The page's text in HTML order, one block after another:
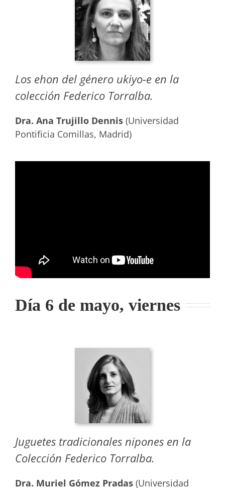
Los ehon del género ukiyo-e en la
colección Federico Torralba.
Dra. Ana Trujillo Dennis (Universidad
Pontificia Comillas, Madrid)
Día 6 de mayo, viernes
Juguetes tradicionales nipones en la
Colección Federico Torralba.
Dra. Muriel Gómez Pradas (Universidad